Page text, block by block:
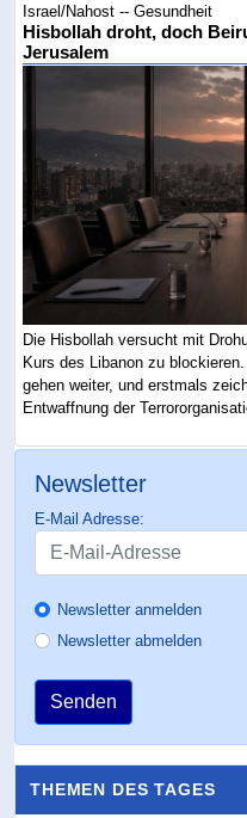
Israel/Nahost -- Gesundheit
Hisbollah droht, doch
Jerusalem
Die Hisbollah versucht mit
Kurs des Libanon zu
gehen weiter, und erstmals
Entwaffnung der
Newsletter
E-Mail Adresse:
Newsletter anmelden
Newsletter abmelden
Senden
THEMEN DES TAGES